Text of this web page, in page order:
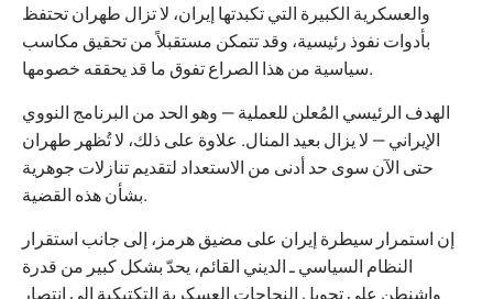
والعسكرية الكبيرة التي تكبدتها إيران، لا تزال طهران تحتفظ
بأدوات نفوذ رئيسية، وقد تتمكن مستقبلاً من تحقيق مكاسب
سياسية من هذا الصراع تفوق ما قد يحققه خصومها.
الهدف الرئيسي المُعلن للعملية — وهو الحد من البرنامج النووي
الإيراني — لا يزال بعيد المنال. علاوة على ذلك، لا تُظهر طهران
حتى الآن سوى حد أدنى من الاستعداد لتقديم تنازلات جوهرية
بشأن هذه القضية.
إن استمرار سيطرة إيران على مضيق هرمز، إلى جانب استقرار
النظام السياسي ـ الديني القائم، يحدّ بشكل كبير من قدرة
واشنطن على تحويل النجاحات العسكرية التكتيكية إلى انتصار